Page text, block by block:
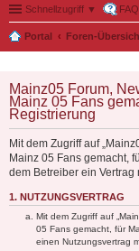
Schnellzugriff ▼ FAQ
Portal Foren-
Mainz05 Forum,
Mainz 05 Fans
Registrierung
Mit dem Zugriff auf
Mainz 05 Fans gemacht,
dem Betreiber ein
1. NUTZUNGSVERTRAG
Mit dem Zugriff auf
05 Fans gemacht, für
einen Nutzungsvertrag